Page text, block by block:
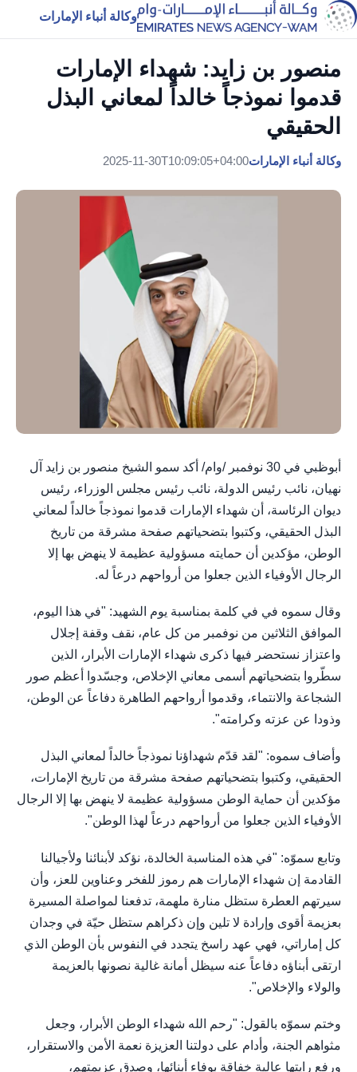
وكالة أنباء الإمارات
منصور بن زايد: شهداء الإمارات
قدموا نموذجاً خالداً لمعاني البذل
الحقيقي
وكالة أنباء الإمارات2025-11-30T10:09:05+04:00
أبوظبي في 30 نوفمبر /وام/ أكد سمو الشيخ منصور بن زايد آل
نهيان، نائب رئيس الدولة، نائب رئيس مجلس الوزراء، رئيس
ديوان الرئاسة، أن شهداء الإمارات قدموا نموذجاً خالداً لمعاني
البذل الحقيقي، وكتبوا بتضحياتهم صفحة مشرقة من تاريخ
الوطن، مؤكدين أن حمايته مسؤولية عظيمة لا ينهض بها إلا
الرجال الأوفياء الذين جعلوا من أرواحهم درعاً له.
وقال سموه في في كلمة بمناسبة يوم الشهيد: "في هذا اليوم،
الموافق الثلاثين من نوفمبر من كل عام، نقف وقفة إجلال
واعتزاز نستحضر فيها ذكرى شهداء الإمارات الأبرار، الذين
سطّروا بتضحياتهم أسمى معاني الإخلاص، وجسّدوا أعظم صور
الشجاعة والانتماء، وقدموا أرواحهم الطاهرة دفاعاً عن الوطن،
وذودا عن عزته وكرامته".
وأضاف سموه: "لقد قدّم شهداؤنا نموذجاً خالداً لمعاني البذل
الحقيقي، وكتبوا بتضحياتهم صفحة مشرقة من تاريخ الإمارات،
مؤكدين أن حماية الوطن مسؤولية عظيمة لا ينهض بها إلا الرجال
الأوفياء الذين جعلوا من أرواحهم درعاً لهذا الوطن".
وتابع سموّه: "في هذه المناسبة الخالدة، نؤكد لأبنائنا ولأجيالنا
القادمة إن شهداء الإمارات هم رموز للفخر وعناوين للعز، وأن
سيرتهم العطرة ستظل منارة ملهمة، تدفعنا لمواصلة المسيرة
بعزيمة أقوى وإرادة لا تلين وإن ذكراهم ستظل حيّة في وجدان
كل إماراتي، فهي عهد راسخ يتجدد في النفوس بأن الوطن الذي
ارتقى أبناؤه دفاعاً عنه سيظل أمانة غالية نصونها بالعزيمة
والولاء والإخلاص".
وختم سموّه بالقول: "رحم الله شهداء الوطن الأبرار، وجعل
مثواهم الجنة، وأدام على دولتنا العزيزة نعمة الأمن والاستقرار،
ورفع رايتها عالية خفاقة بوفاء أبنائها، وصدق عزيمتهم،